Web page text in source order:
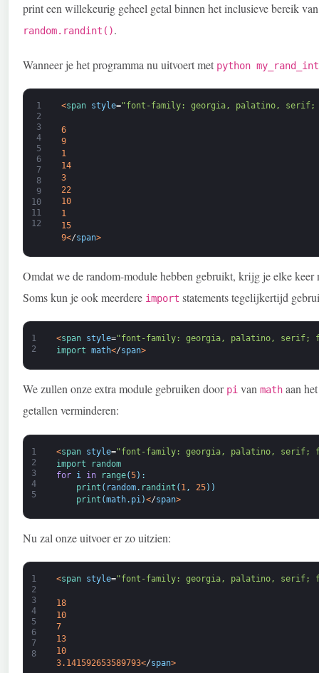
print een willekeurig geheel getal binnen het inclusieve bereik
random.randint().
Wanneer je het programma nu uitvoert met python
1
2
3
4
5
6
7
8
9
10
11
12
<span style="font-family: georgia, palatino, serif;
6
9
1
14
3
22
10
1
15
9</span>
Omdat we de random-module hebben gebruikt, krijg je elke
Soms kun je ook meerdere import statements tegelijkertijd
1
2
<span style="font-family: georgia, palatino, serif;
import math</span>
We zullen onze extra module gebruiken door pi van math aan
getallen verminderen:
1
2
3
4
5
<span style="font-family: georgia, palatino, serif;
import
random
for
i in range(5) :
print ( random. randint ( 1, 25) )
print (math. pi)</span>
Nu zal onze uitvoer er zo uitzien:
1
2
3
4
5
6
7
8
<span style="font-family: georgia, palatino, serif;
18
10
7
13
10
3.141592653589793</span>